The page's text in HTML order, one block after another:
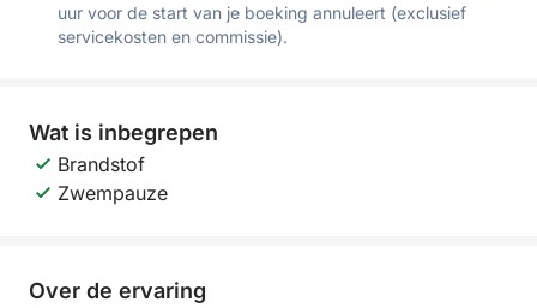
uur voor de start van je boeking annuleert (exclusief
servicekosten en commissie).
Wat is inbegrepen
Brandstof
Zwempauze
Over de ervaring